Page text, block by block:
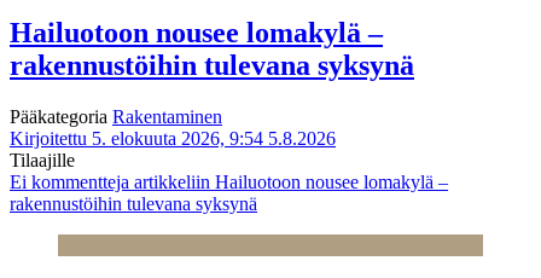
Hailuotoon nousee lomakylä –
rakennustöihin tulevana syksynä
Pääkategoria Rakentaminen
Kirjoitettu 5. elokuuta 2026, 9:54 5.8.2026
Tilaajille
Ei kommentteja artikkeliin Hailuotoon nousee lomakylä –
rakennustöihin tulevana syksynä